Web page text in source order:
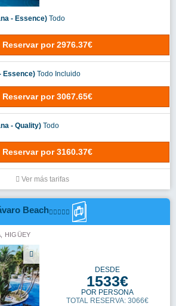
- Essence) Todo
Reservar por 2976.37€
Essence) Todo Incluido
Reservar por 3067.65€
- Quality) Todo
Reservar por 3160.37€
Ver más tarifas
Beach
HIGÜEY
DESDE
1533€
POR PERSONA
TOTAL RESERVA: 3066€